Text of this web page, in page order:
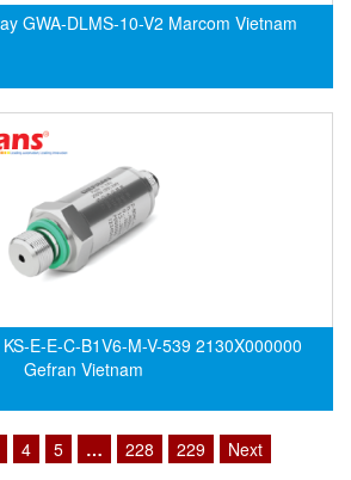
GWA-DLMS-10-V2 Marcom Vietnam
E-E-C-B1V6-M-V-539 2130X000000
Gefran Vietnam
4 5 … 228 229 Next